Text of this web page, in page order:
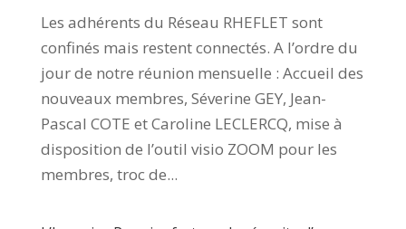
Les adhérents du Réseau RHEFLET sont
confinés mais restent connectés. A l’ordre du
jour de notre réunion mensuelle : Accueil des
nouveaux membres, Séverine GEY, Jean-
Pascal COTE et Caroline LECLERCQ, mise à
disposition de l’outil visio ZOOM pour les
membres, troc de...